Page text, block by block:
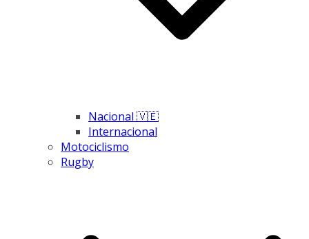
Nacional 🇻🇪
Internacional
Motociclismo
Rugby